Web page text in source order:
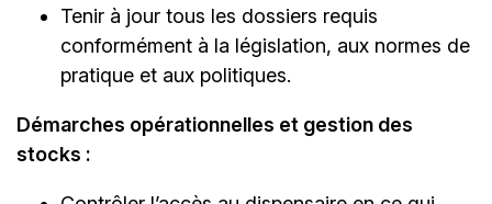
Tenir à jour tous les dossiers requis
conformément à la législation, aux normes de
pratique et aux politiques.
Démarches opérationnelles et gestion des
stocks :